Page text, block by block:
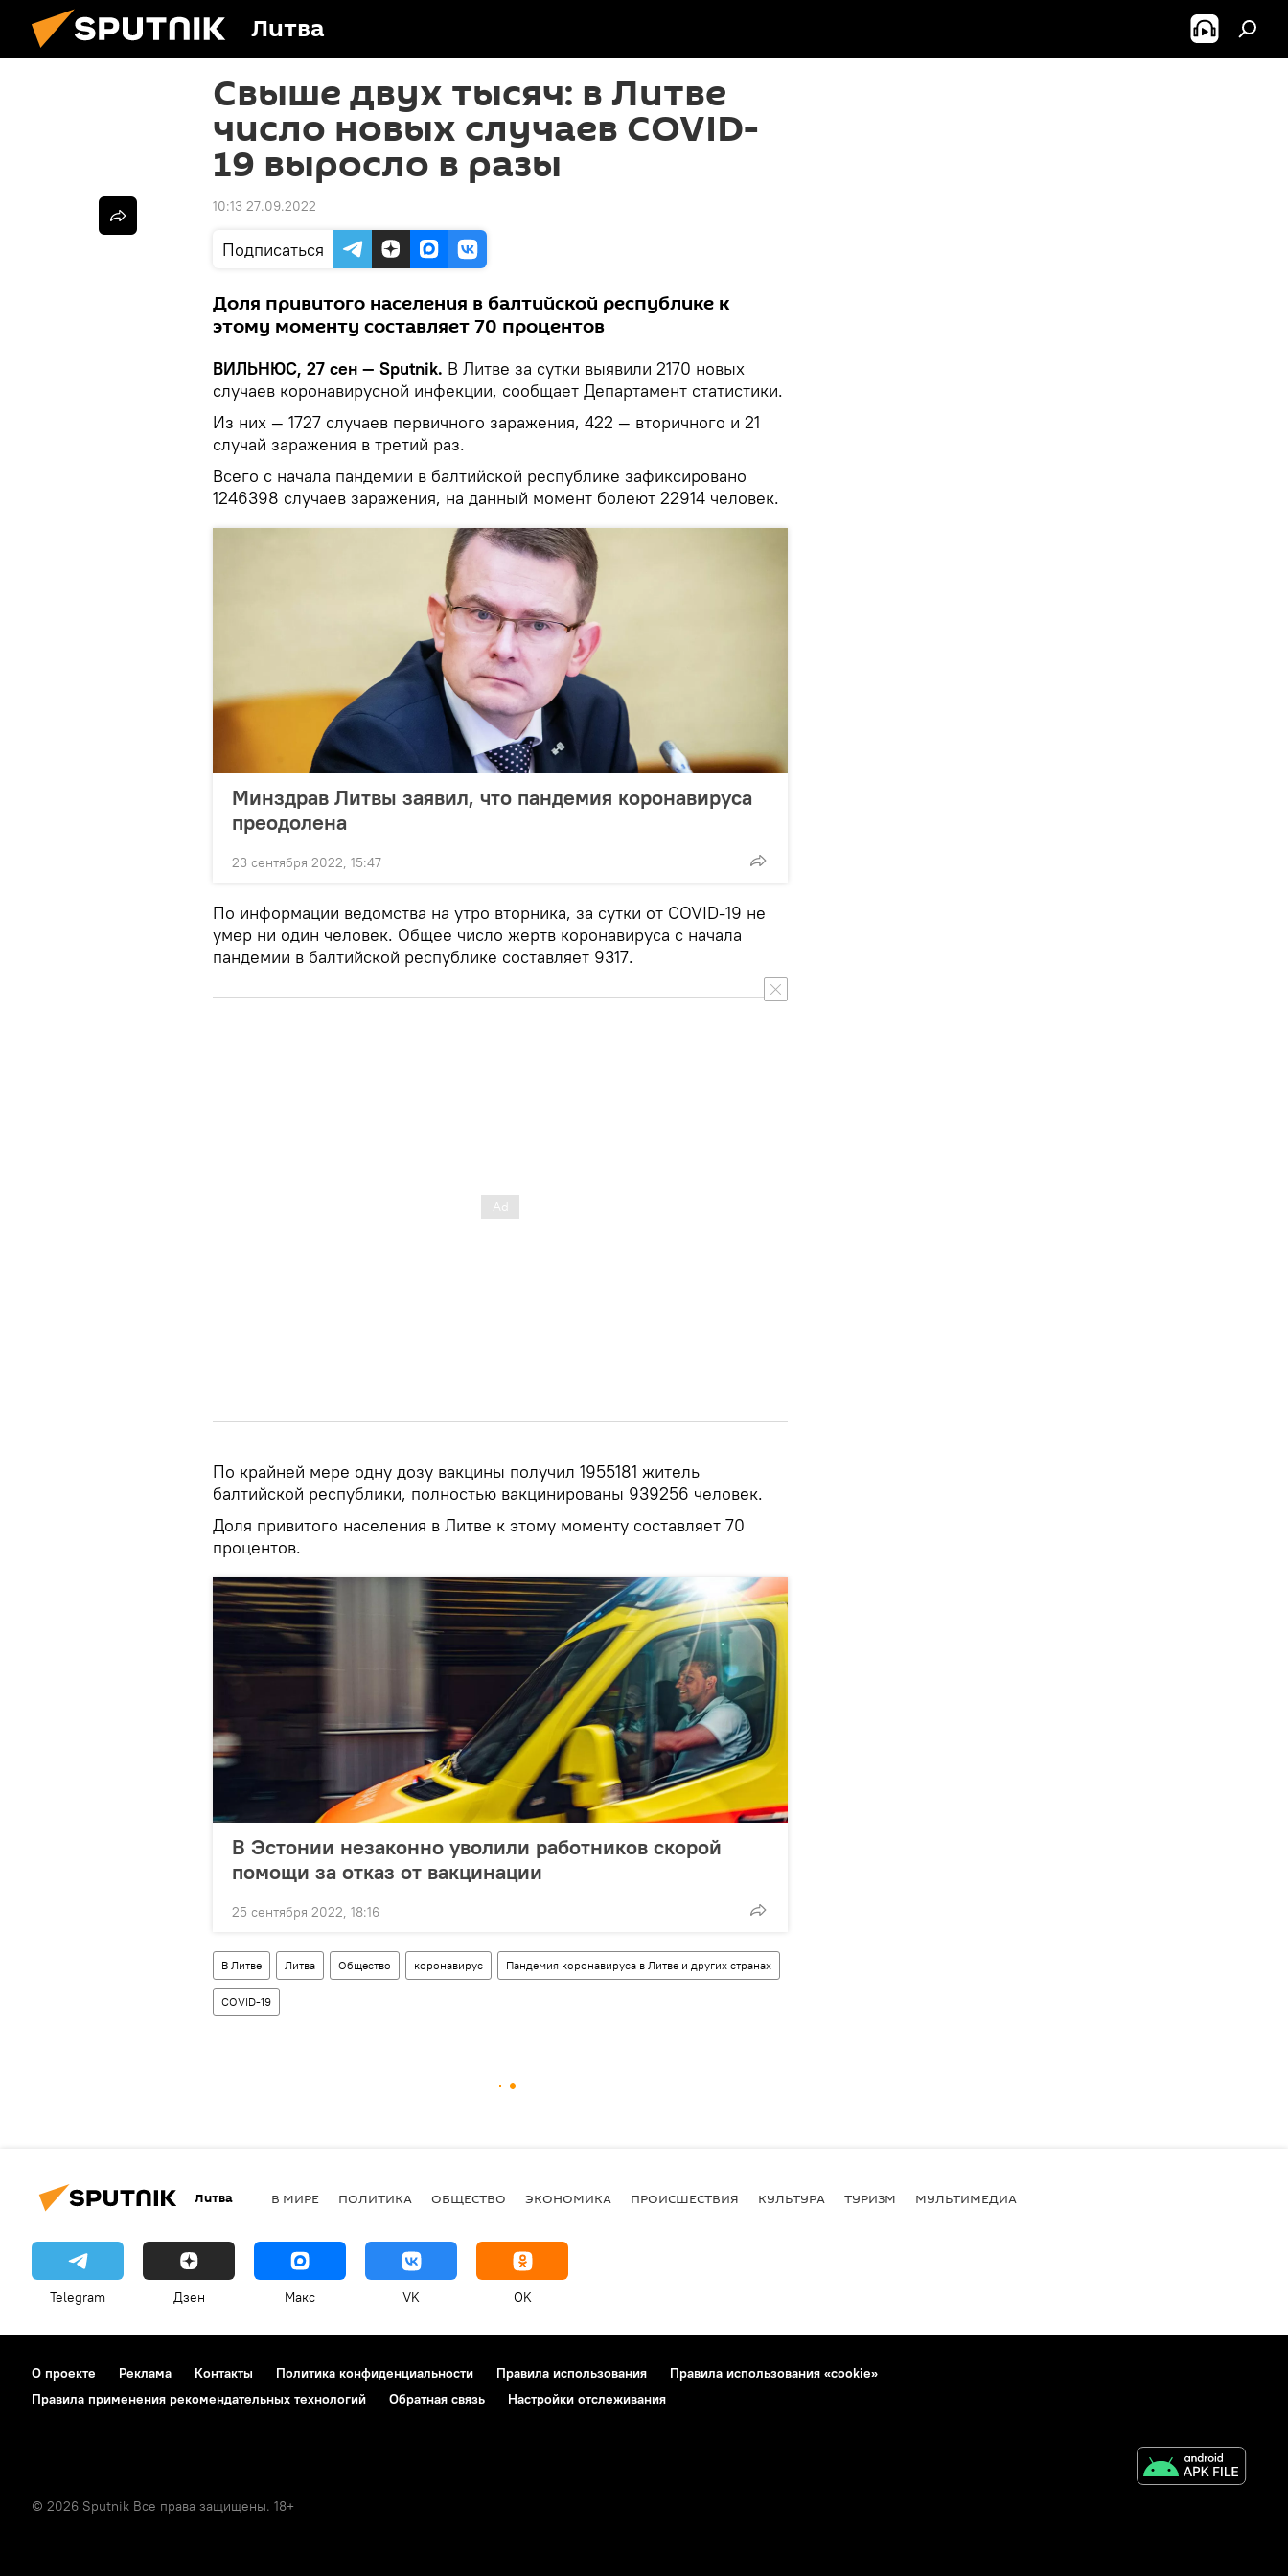
Литва
Свыше двух тысяч: в Литве
число новых случаев COVID-
19 выросло в разы
10:13 27.09.2022
Подписаться
Доля привитого населения в балтийской республике к
этому моменту составляет 70 процентов
ВИЛЬНЮС, 27 сен — Sputnik. В Литве за сутки выявили 2170 новых
случаев коронавирусной инфекции, сообщает Департамент статистики.
Из них — 1727 случаев первичного заражения, 422 — вторичного и 21
случай заражения в третий раз.
Всего с начала пандемии в балтийской республике зафиксировано
1246398 случаев заражения, на данный момент болеют 22914 человек.
Минздрав Литвы заявил, что пандемия коронавируса
преодолена
23 сентября 2022, 15:47
По информации ведомства на утро вторника, за сутки от COVID-19 не
умер ни один человек. Общее число жертв коронавируса с начала
пандемии в балтийской республике составляет 9317.
По крайней мере одну дозу вакцины получил 1955181 житель
балтийской республики, полностью вакцинированы 939256 человек.
Доля привитого населения в Литве к этому моменту составляет 70
процентов.
В Эстонии незаконно уволили работников скорой
помощи за отказ от вакцинации
25 сентября 2022, 18:16
В Литве Литва Общество коронавирус Пандемия коронавируса в Литве и других странах
COVID-19
Литва В МИРЕ ПОЛИТИКА ОБЩЕСТВО ЭКОНОМИКА ПРОИСШЕСТВИЯ КУЛЬТУРА ТУРИЗМ МУЛЬТИМЕДИА
Telegram Дзен Макс VK OK
О проекте Реклама Контакты Политика конфиденциальности Правила использования
Правила использования «cookie»
Правила применения рекомендательных технологий
Обратная связь Настройки отслеживания
© 2026 Sputnik Все права защищены. 18+